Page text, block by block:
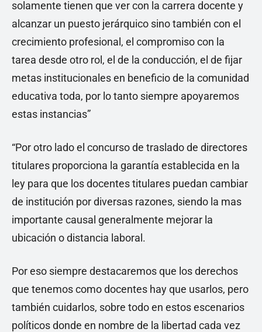
solamente tienen que ver con la carrera docente y
alcanzar un puesto jerárquico sino también con el
crecimiento profesional, el compromiso con la
tarea desde otro rol, el de la conducción, el de fijar
metas institucionales en beneficio de la comunidad
educativa toda, por lo tanto siempre apoyaremos
estas instancias”
“Por otro lado el concurso de traslado de directores
titulares proporciona la garantía establecida en la
ley para que los docentes titulares puedan cambiar
de institución por diversas razones, siendo la mas
importante causal generalmente mejorar la
ubicación o distancia laboral.
Por eso siempre destacaremos que los derechos
que tenemos como docentes hay que usarlos, pero
también cuidarlos, sobre todo en estos escenarios
políticos donde en nombre de la libertad cada vez